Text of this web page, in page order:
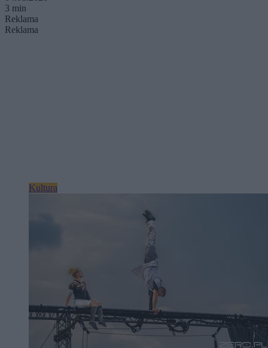
3 min
Reklama
Reklama
Kultura